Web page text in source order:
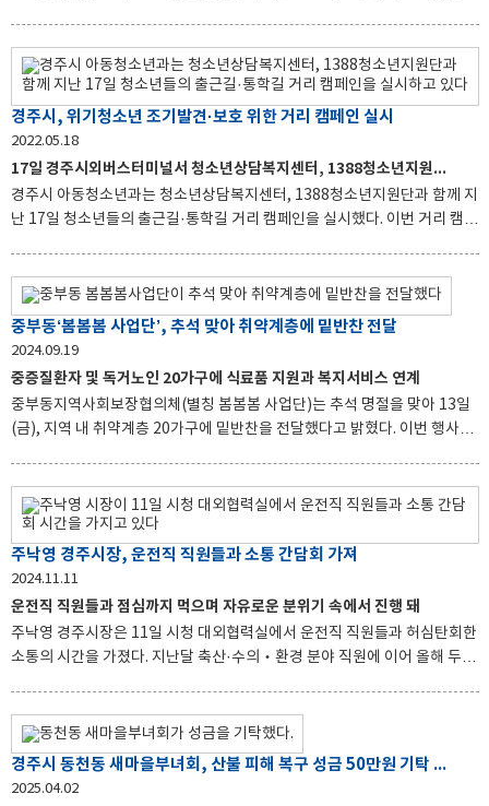
소상공인들의 피해가 더욱 커지고 있는 점을 감안해 공유재산심의회를 거쳐
감면기간을 올해 연말까지 연장하기로 전격 결정했다. 소상공인들을 위한
공유재산 임대료 감면은 코로나19가 본격 확산되기 시작한 2020년 3월부
터 시행됐다. 공유재산 임대료율이 1%로 일괄적용돼 사용료의 80%가 감
면됐다. 그 결과 지난 2년 동안 임대 공유재산 948건에 대해 15억 2000만원
경주시, 위기청소년 조기발견·보호 위한 거리 캠페인 실시
2022.05.18
17일 경주시외버스터미널서 청소년상담복지센터, 1388청소년지원단과 함께
경주시 아동청소년과는 청소년상담복지센터, 1388청소년지원단과 함께 지
난 17일 청소년들의 출근길·통학길 거리 캠페인을 실시했다. 이번 거리 캠페
을 모았다. 이날 캠페인은 지난 3일에 이어, 두 번째 거리 캠페인이다. 경주시
아동청소년와 청소년상담복지센터, 1388청소년지원단은 위기청소년을 조
기에 발견하고 위험에 노출된 청소년을 지원하는 역할을 수행하고 있다. 이
조, 청소년 지원 등의 역할을 하고 있다. 보다 자세한 사항은 경주시 아동청
소년과 청소년활동지원팀 (054-770-77
중부동‘봄봄봄 사업단’, 추석 맞아 취약계층에 밑반찬 전달
2024.09.19
중증질환자 및 독거노인 20가구에 식료품 지원과 복지서비스 연계
중부동지역사회보장협의체(별칭 봄봄봄 사업단)는 추석 명절을 맞아 13일
(금), 지역 내 취약계층 20가구에 밑반찬을 전달했다고 밝혔다. 이번 행사에
양서비스가 필요한 대상자를 발굴하여, 행정복지센터 복지담당자와 함께 서
비스 연계를 진행했다. 전성환 민간위원장은 “식사 해결이 어려운 이웃들이
밑반찬 나눔을 통해 명절 분위기를 느끼며 마음만은 풍성한 한가위를 보내
셨으면 좋겠다“고 전했다. 이혜련 공공위원장은 “항상 주변의 어려운 이웃을
살피는 중부동지역사회보장협의체 위원님들께 감사드리며, 민관 협력을 통
해 주민들에게 필요한 서비스를 적극적으로 제공할 수 있도록 최선을
주낙영 경주시장, 운전직 직원들과 소통 간담회 가져
2024.11.11
운전직 직원들과 점심까지 먹으며 자유로운 분위기 속에서 진행 돼
주낙영 경주시장은 11일 시청 대외협력실에서 운전직 직원들과 허심탄회한
소통의 시간을 가졌다. 지난달 축산·수의‧환경 분야 직원에 이어 올해 두 번
재 근무부서에서 근무하면서 겪고 있는 어려움에 대해 솔직한 이야기를 나
눴다. 이어 운전직 직무역량 강화 교육 추진부터 선진지 견학, 체험형 연수
등의 프로그램을 건의했다. 주낙영 시장은 행정의 최일선에서 운전 업무를
경주시 동천동 새마을부녀회, 산불 피해 복구 성금 50만원 기탁 지역사회 연대의 힘으로 복구 지원
2025.04.02